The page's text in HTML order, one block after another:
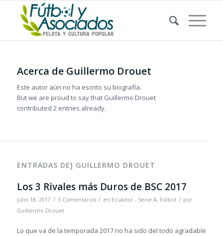
Acerca de Guillermo Drouet
Este autor aún no ha escrito su biografía.
But we are proud to say that Guillermo Drouet
contributed 2 entries already.
ENTRADAS DE] GUILLERMO DROUET
Los 3 Rivales más Duros de BSC 2017
julio 18, 2017 / 3 Comentarios / en Ecuador - Serie A, Fútbol / por
Guillermo Drouet
Lo que va de la temporada 2017 no ha sido del todo agradable